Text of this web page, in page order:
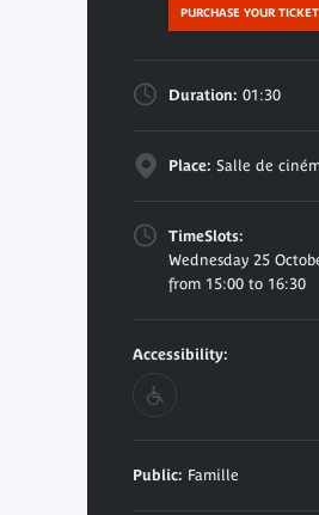
PURCHASE YOUR TICKET
Duration: 01:30
Place: Salle de
TimeSlots:
Wednesday 25
from 15:00 to 16:30
Accessibility:
Public: Famille